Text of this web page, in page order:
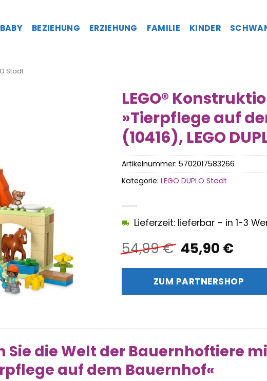
BABY BEZIEHUNG ERZIEHUNG FAMILIE KINDER
Stadt
LEGO®
»Tierpflege auf
(10416), LEGO
54,99€
Preis
war:
54,99 €
45,90 €
ist:
Lieferzeit: lieferbar – in 1-3
ZUM PARTNERSHOP
Artikelnummer: 5702017583266
Kategorie: LEGO DUPLO Stadt
Sie die Welt der Bauernhoftiere mit
auf dem Bauernhof«